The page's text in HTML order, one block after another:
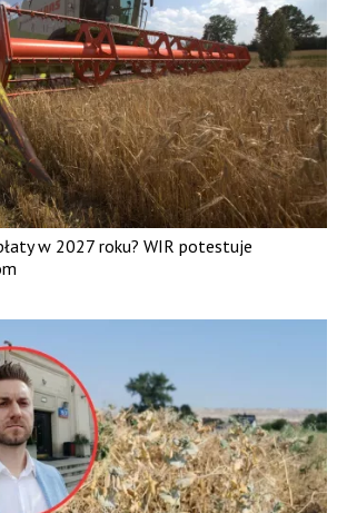
w 2027 roku? WIR potestuje